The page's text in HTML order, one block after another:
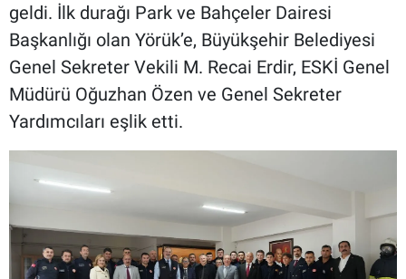
geldi. İlk durağı Park ve Bahçeler Dairesi
Başkanlığı olan Yörük’e, Büyükşehir Belediyesi
Genel Sekreter Vekili M. Recai Erdir, ESKİ Genel
Müdürü Oğuzhan Özen ve Genel Sekreter
Yardımcıları eşlik etti.